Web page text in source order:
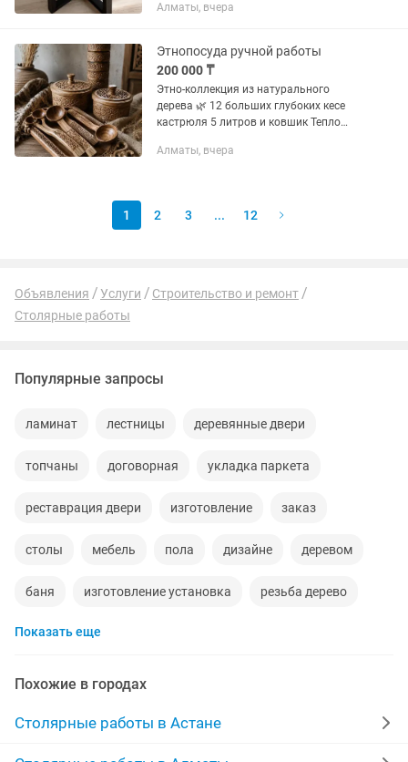
уникальные вещи. Этот авторский стол
и...
Алматы, вчера
Этнопосуда ручной работы
200 000 ₸
Этно-коллекция из натурального
дерева 🌿 12 больших глубоких кесе
кастрюля 5 литров и ковшик Тепло
Авторская резьба, натуральное дерево
Алматы, вчера
1 2 3 ... 12
Объявления Услуги
Строительство и ремонт
Столярные работы
Популярные запросы
ламинат лестницы деревянные двери
топчаны договорная укладка паркета
реставрация двери изготовление заказ
столы мебель пола дизайне деревом
баня изготовление установка резьба дерево
обшивка вагонкой
дизайнер породам установка плинтусов
Показать еще
Похожие в городах
Столярные работы в Астане